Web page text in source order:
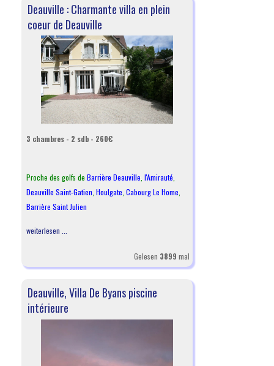
Deauville : Charmante villa en plein
coeur de Deauville
3 chambres - 2 sdb - 260€
Proche des golfs de Barrière Deauville l'Amirauté
Deauville Saint-Gatien Houlgate Cabourg Le Home
Barrière Saint Julien
weiterlesen ...
Gelesen 3899 mal
Deauville, Villa De Byans piscine
intérieure